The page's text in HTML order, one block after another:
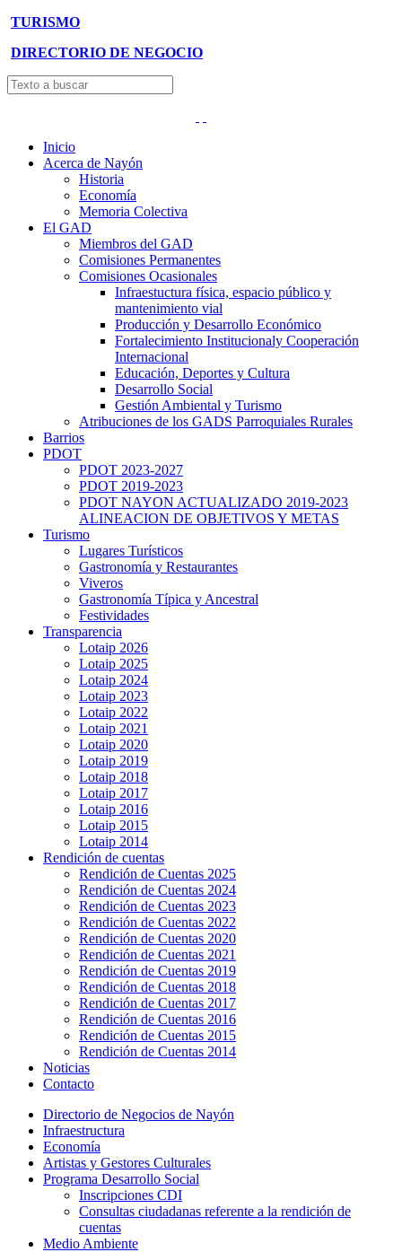
TURISMO
DIRECTORIO DE NEGOCIO
Inicio
Acerca de Nayón
Historia
Economía
Memoria Colectiva
El GAD
Miembros del GAD
Comisiones Permanentes
Comisiones Ocasionales
Infraestuctura física, espacio público y
mantenimiento vial
Producción y Desarrollo Económico
Fortalecimiento Institucionaly Cooperación
Internacional
Educación, Deportes y Cultura
Desarrollo Social
Gestión Ambiental y Turismo
Atribuciones de los GADS Parroquiales Rurales
Barrios
PDOT
PDOT 2023-2027
PDOT 2019-2023
PDOT NAYON ACTUALIZADO 2019-2023
ALINEACION DE OBJETIVOS Y METAS
Turismo
Lugares Turísticos
Gastronomía y Restaurantes
Viveros
Gastronomía Típica y Ancestral
Festividades
Transparencia
Lotaip 2026
Lotaip 2025
Lotaip 2024
Lotaip 2023
Lotaip 2022
Lotaip 2021
Lotaip 2020
Lotaip 2019
Lotaip 2018
Lotaip 2017
Lotaip 2016
Lotaip 2015
Lotaip 2014
Rendición de cuentas
Rendición de Cuentas 2025
Rendición de Cuentas 2024
Rendición de Cuentas 2023
Rendición de Cuentas 2022
Rendición de Cuentas 2020
Rendición de Cuentas 2021
Rendición de Cuentas 2019
Rendición de Cuentas 2018
Rendición de Cuentas 2017
Rendición de Cuentas 2016
Rendición de Cuentas 2015
Rendición de Cuentas 2014
Noticias
Contacto
Directorio de Negocios de Nayón
Infraestructura
Economía
Artistas y Gestores Culturales
Programa Desarrollo Social
Inscripciones CDI
Consultas ciudadanas referente a la rendición de
cuentas
Medio Ambiente